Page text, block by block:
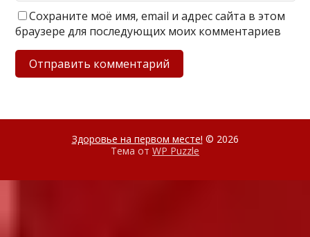
Сохраните моё имя, email и адрес сайта в этом
браузере для последующих моих комментариев
Здоровье на первом месте! © 2026
Тема от WP Puzzle